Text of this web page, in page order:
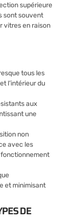
supérieure
sont souvent
vitres en raison
tous les
l’intérieur du
aux
une
non
avec les
et minimisant
DE